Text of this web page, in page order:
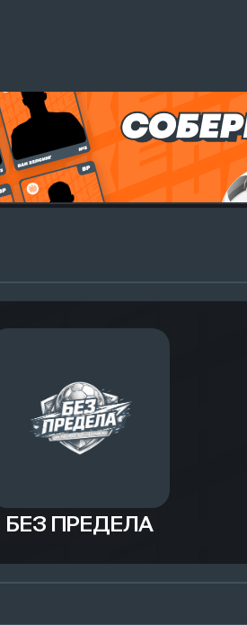
БЕЗ ПРЕДЕЛА